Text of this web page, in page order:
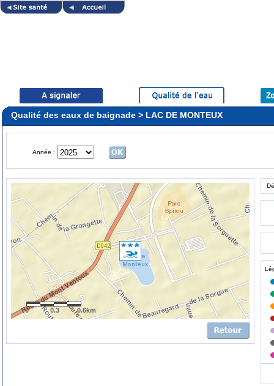
Qualité des eaux de baignade > LAC DE MONTEUX
Année :
0 0.3 0.6km